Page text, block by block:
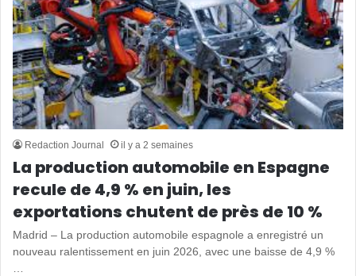
Redaction Journal il y a 2 semaines
La production automobile en Espagne
recule de 4,9 % en juin, les
exportations chutent de près de 10 %
Madrid – La production automobile espagnole a enregistré un
nouveau ralentissement en juin 2026, avec une baisse de 4,9 %